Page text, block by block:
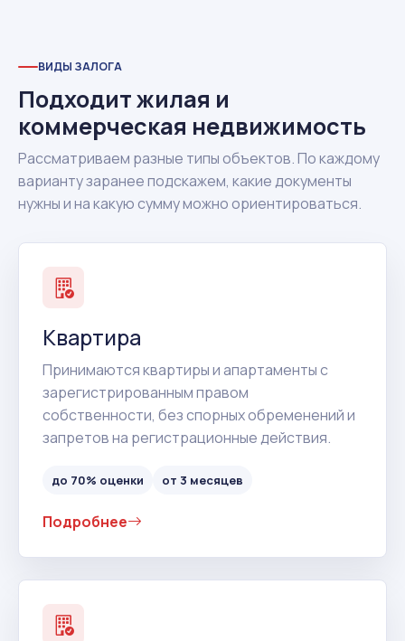
ВИДЫ ЗАЛОГА
Подходит жилая и
коммерческая недвижимость
Рассматриваем разные типы объектов. По каждому
варианту заранее подскажем, какие документы
нужны и на какую сумму можно ориентироваться.
Квартира
Принимаются квартиры и апартаменты с
зарегистрированным правом
собственности, без спорных обременений и
запретов на регистрационные действия.
до 70% оценки от 3 месяцев
Подробнее